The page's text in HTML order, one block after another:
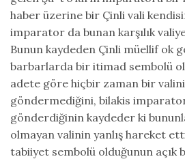
haber üzerine bir Çinli vali
imparator da bunan karşılık
Bunun kaydeden Çinli müellif ok
barbarlarda bir itimad sembolü
adete göre hiçbir zaman bir
göndermediğini, bilakis
gönderdiğinin kaydeder ki
olmayan valinin yanlış hareket
tabiiyet sembolü olduğunun açık